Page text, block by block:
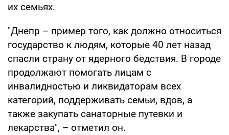
их семьях.
"Днепр – пример того, как должно относиться
государство к людям, которые 40 лет назад
спасли страну от ядерного бедствия. В городе
продолжают помогать лицам с
инвалидностью и ликвидаторам всех
категорий, поддерживать семьи, вдов, а
также закупать санаторные путевки и
лекарства", – отметил он.